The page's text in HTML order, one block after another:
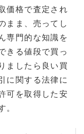
価格で査定され
まま、売ってし
専門的な知識を
きる値段で買っ
ましたら良い買
に関する法律に
可を取得した安
。